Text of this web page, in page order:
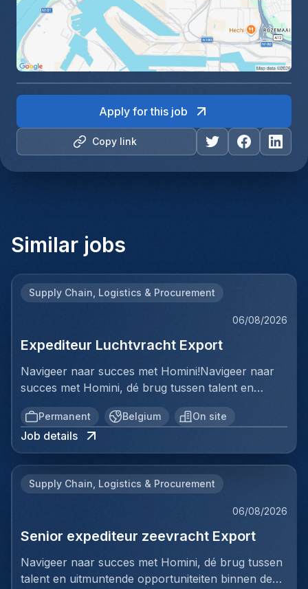
Copy link
Apply for this job
Similar jobs
Supply Chain, Logistics & Procurement
06/08/2026
Expediteur Luchtvracht Export
Navigeer naar succes met Homini!Navigeer naar
succes met Homini, dé brug tussen talent en
uitmuntende opportuniteiten binnen de
arbeidsmarkt. Als voorloper in wervingsdiensten,
matchen we toptalent met topbedrijven in diverse
sectoren. Met onze expertise en toewijding streven
plaatsingen. Bij Homini staat elk individu centraal;
ons team Logistiek & Distributie zoeken we een
Expediteur Luchtvracht Export voor een
een geboren organisator met een passie voor
internationale logistiek? Werk je graag in een
Permanent Belgium On site
Job details
Supply Chain, Logistics & Procurement
06/08/2026
Senior expediteur zeevracht Export
Navigeer naar succes met Homini, dé brug tussen
talent en uitmuntende opportuniteiten binnen de